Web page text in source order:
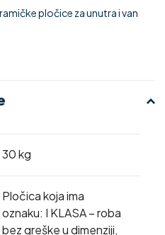
pločice za unutra i van
30 kg
Pločica koja ima
oznaku: I KLASA – roba
bez greške u dimenziji,